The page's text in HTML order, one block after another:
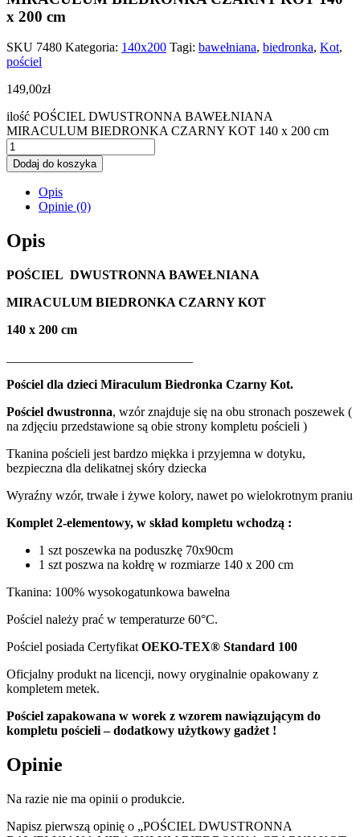
x 200 cm
SKU 7480 Kategoria: 140x200 Tagi: bawełniana, biedronka, Kot,
pościel
149,00zł
ilość POŚCIEL DWUSTRONNA BAWEŁNIANA
MIRACULUM BIEDRONKA CZARNY KOT 140 x 200 cm
Dodaj do koszyka
Opis
Opinie (0)
Opis
POŚCIEL DWUSTRONNA BAWEŁNIANA
MIRACULUM BIEDRONKA CZARNY KOT
140 x 200 cm
Pościel dla dzieci Miraculum Biedronka Czarny Kot.
Pościel dwustronna, wzór znajduje się na obu stronach poszewek (
na zdjęciu przedstawione są obie strony kompletu pościeli )
Tkanina pościeli jest bardzo miękka i przyjemna w dotyku,
bezpieczna dla delikatnej skóry dziecka
Wyraźny wzór, trwałe i żywe kolory, nawet po wielokrotnym praniu
Komplet 2-elementowy, w skład kompletu wchodzą :
1 szt poszewka na poduszkę 70x90cm
1 szt poszwa na kołdrę w rozmiarze 140 x 200 cm
Tkanina: 100% wysokogatunkowa bawełna
Pościel należy prać w temperaturze 60°C.
Pościel posiada Certyfikat OEKO-TEX® Standard 100
Oficjalny produkt na licencji, nowy oryginalnie opakowany z
kompletem metek.
Pościel zapakowana w worek z wzorem nawiązującym do
kompletu pościeli – dodatkowy użytkowy gadżet !
Opinie
Na razie nie ma opinii o produkcie.
Napisz pierwszą opinię o „POŚCIEL DWUSTRONNA